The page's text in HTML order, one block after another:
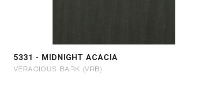
5331 - MIDNIGHT ACACIA
VERACIOUS BARK (VRB)